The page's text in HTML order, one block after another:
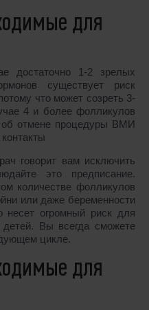
для
достаточно 1-2 зрелых
существует риск
что может созреть 3-
4 и более фолликулов
об отмене процедуры ВМИ
говорит вам исключить
это предписание.
количестве фолликулов
или даже беременности
несет огромный риск для
Вы всегда сможете
цикле.
для